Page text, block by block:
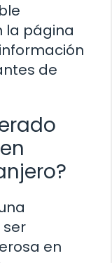
la página
de
ser
en